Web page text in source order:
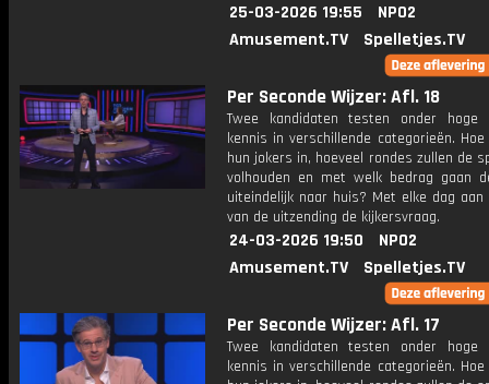
25-03-2026 19:55
NPO2
Amusement.TV
Spelletjes.TV
Per Seconde Wijzer: Afl. 18
Twee kandidaten testen onder hoge
kennis in verschillende categorieën.
hun jokers in, hoeveel rondes zullen de
volhouden en met welk bedrag gaan
uiteindelijk naar huis? Met elke dag
van de uitzending de kijkersvraag.
24-03-2026 19:50
NPO2
Amusement.TV
Spelletjes.TV
Per Seconde Wijzer: Afl. 17
Twee kandidaten testen onder hoge
kennis in verschillende categorieën.